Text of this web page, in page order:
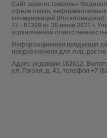
Сайт зарегистрирован
сфере связи,
коммуникаций
77 - 81209 от 30 июня 2021 г.
ограниченной
Информационная продукция
предназначена для лиц,
Адрес редакции 162612,
ул. Гоголя, д. 43, телефон +7